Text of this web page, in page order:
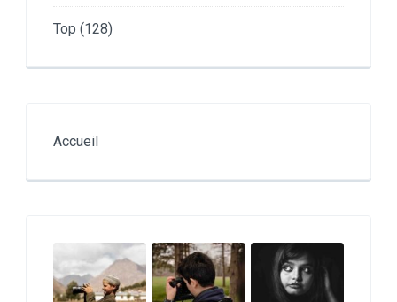
Top (128)
Accueil